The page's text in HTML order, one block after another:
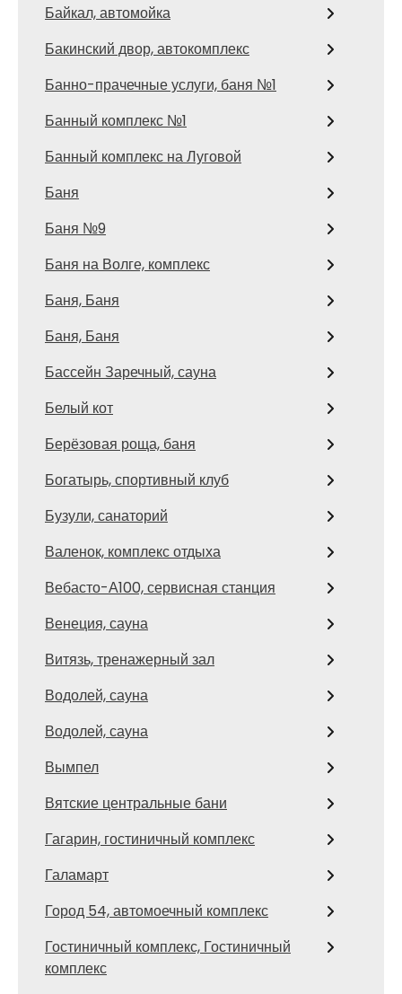
Байкал, автомойка
Бакинский двор, автокомплекс
Банно-прачечные услуги, баня №1
Банный комплекс №1
Банный комплекс на Луговой
Баня
Баня №9
Баня на Волге, комплекс
Баня, Баня
Баня, Баня
Бассейн Заречный, сауна
Белый кот
Берёзовая роща, баня
Богатырь, спортивный клуб
Бузули, санаторий
Валенок, комплекс отдыха
Вебасто-А100, сервисная станция
Венеция, сауна
Витязь, тренажерный зал
Водолей, сауна
Водолей, сауна
Вымпел
Вятские центральные бани
Гагарин, гостиничный комплекс
Галамарт
Город 54, автомоечный комплекс
Гостиничный комплекс, Гостиничный
комплекс